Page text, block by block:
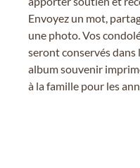
Envoyez un mot,
une photo. Vos
seront conservés dans
album souvenir
à la famille pour les